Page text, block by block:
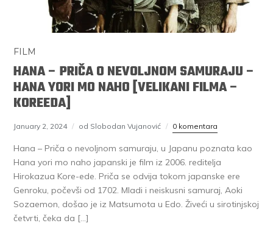
FILM
HANA – PRIČA O NEVOLJNOM SAMURAJU –
HANA YORI MO NAHO [VELIKANI FILMA –
KOREEDA]
January 2, 2024 od Slobodan Vujanović 0 komentara
Hana – Priča o nevoljnom samuraju, u Japanu poznata kao
Hana yori mo naho japanski je film iz 2006. reditelja
Hirokazua Kore-ede. Priča se odvija tokom japanske ere
Genroku, počevši od 1702. Mladi i neiskusni samuraj, Aoki
Sozaemon, došao je iz Matsumota u Edo. Živeći u sirotinjskoj
četvrti, čeka da […]